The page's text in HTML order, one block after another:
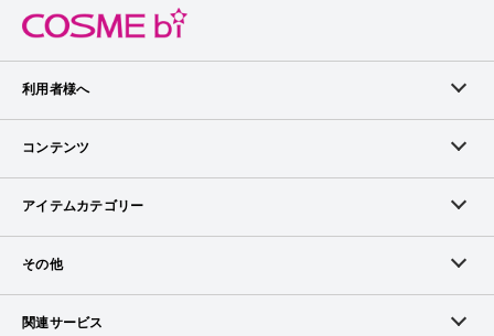
利用者様へ
メンバーログイン
メンバー会員について
アイテム掲載リクエスト
コンテンツ
ランキング
ブランドから探す
アイテムカテゴリー
スキンケア
その他
お問い合わせ（ブランド様）
関連サービス